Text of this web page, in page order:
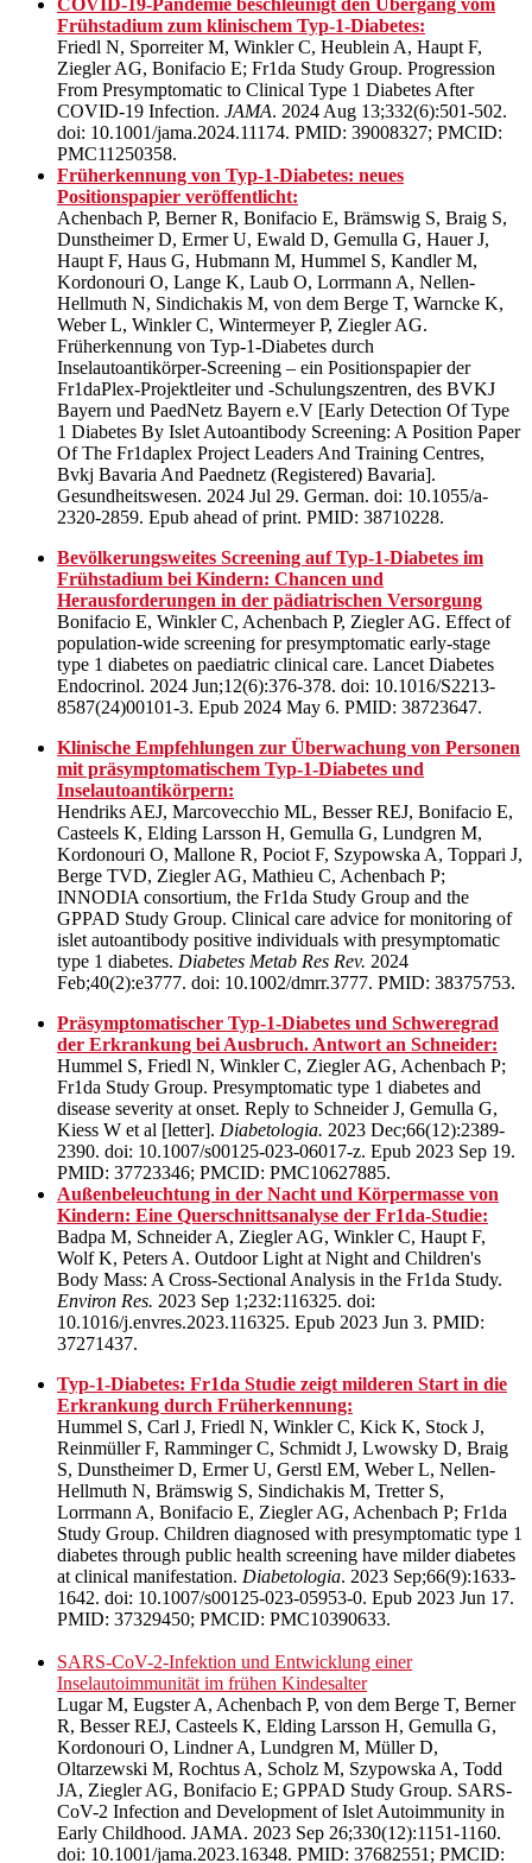
Frühstadium zum klinischem Typ-1-Diabetes:
Friedl N, Sporreiter M, Winkler C, Heublein A, Haupt F,
Ziegler AG, Bonifacio E; Fr1da Study Group. Progression
From Presymptomatic to Clinical Type 1 Diabetes After
COVID-19 Infection. JAMA. 2024 Aug 13;332(6):501-502.
doi: 10.1001/jama.2024.11174. PMID: 39008327; PMCID:
PMC11250358.
Früherkennung von Typ-1-Diabetes: neues
Positionspapier veröffentlicht:
Achenbach P, Berner R, Bonifacio E, Brämswig S, Braig S,
Dunstheimer D, Ermer U, Ewald D, Gemulla G, Hauer J,
Haupt F, Haus G, Hubmann M, Hummel S, Kandler M,
Kordonouri O, Lange K, Laub O, Lorrmann A, Nellen-
Hellmuth N, Sindichakis M, von dem Berge T, Warncke K,
Weber L, Winkler C, Wintermeyer P, Ziegler AG.
Früherkennung von Typ-1-Diabetes durch
Inselautoantikörper-Screening – ein Positionspapier der
Fr1daPlex-Projektleiter und -Schulungszentren, des BVKJ
Bayern und PaedNetz Bayern e.V [Early Detection Of Type
1 Diabetes By Islet Autoantibody Screening: A Position Paper
Of The Fr1daplex Project Leaders And Training Centres,
Bvkj Bavaria And Paednetz (Registered) Bavaria].
Gesundheitswesen. 2024 Jul 29. German. doi: 10.1055/a-
2320-2859. Epub ahead of print. PMID: 38710228.
Bevölkerungsweites Screening auf Typ-1-Diabetes im
Frühstadium bei Kindern: Chancen und
Herausforderungen in der pädiatrischen Versorgung
Bonifacio E, Winkler C, Achenbach P, Ziegler AG. Effect of
population-wide screening for presymptomatic early-stage
type 1 diabetes on paediatric clinical care. Lancet Diabetes
Endocrinol. 2024 Jun;12(6):376-378. doi: 10.1016/S2213-
8587(24)00101-3. Epub 2024 May 6. PMID: 38723647.
Klinische Empfehlungen zur Überwachung von Personen
mit präsymptomatischem Typ-1-Diabetes und
Inselautoantikörpern:
Hendriks AEJ, Marcovecchio ML, Besser REJ, Bonifacio E,
Casteels K, Elding Larsson H, Gemulla G, Lundgren M,
Kordonouri O, Mallone R, Pociot F, Szypowska A, Toppari J,
Berge TVD, Ziegler AG, Mathieu C, Achenbach P;
INNODIA consortium, the Fr1da Study Group and the
GPPAD Study Group. Clinical care advice for monitoring of
islet autoantibody positive individuals with presymptomatic
type 1 diabetes. Diabetes Metab Res Rev. 2024
Feb;40(2):e3777. doi: 10.1002/dmrr.3777. PMID: 38375753.
Präsymptomatischer Typ-1-Diabetes und Schweregrad
der Erkrankung bei Ausbruch. Antwort an Schneider:
Hummel S, Friedl N, Winkler C, Ziegler AG, Achenbach P;
Fr1da Study Group. Presymptomatic type 1 diabetes and
disease severity at onset. Reply to Schneider J, Gemulla G,
Kiess W et al [letter]. Diabetologia. 2023 Dec;66(12):2389-
2390. doi: 10.1007/s00125-023-06017-z. Epub 2023 Sep 19.
PMID: 37723346; PMCID: PMC10627885.
Außenbeleuchtung in der Nacht und Körpermasse von
Kindern: Eine Querschnittsanalyse der Fr1da-Studie:
Badpa M, Schneider A, Ziegler AG, Winkler C, Haupt F,
Wolf K, Peters A. Outdoor Light at Night and Children's
Body Mass: A Cross-Sectional Analysis in the Fr1da Study.
Environ Res. 2023 Sep 1;232:116325. doi:
10.1016/j.envres.2023.116325. Epub 2023 Jun 3. PMID:
37271437.
Typ-1-Diabetes: Fr1da Studie zeigt milderen Start in die
Erkrankung durch Früherkennung:
Hummel S, Carl J, Friedl N, Winkler C, Kick K, Stock J,
Reinmüller F, Ramminger C, Schmidt J, Lwowsky D, Braig
S, Dunstheimer D, Ermer U, Gerstl EM, Weber L, Nellen-
Hellmuth N, Brämswig S, Sindichakis M, Tretter S,
Lorrmann A, Bonifacio E, Ziegler AG, Achenbach P; Fr1da
Study Group. Children diagnosed with presymptomatic type 1
diabetes through public health screening have milder diabetes
at clinical manifestation. Diabetologia. 2023 Sep;66(9):1633-
1642. doi: 10.1007/s00125-023-05953-0. Epub 2023 Jun 17.
PMID: 37329450; PMCID: PMC10390633.
SARS-CoV-2-Infektion und Entwicklung einer
Inselautoimmunität im frühen Kindesalter
Lugar M, Eugster A, Achenbach P, von dem Berge T, Berner
R, Besser REJ, Casteels K, Elding Larsson H, Gemulla G,
Kordonouri O, Lindner A, Lundgren M, Müller D,
Oltarzewski M, Rochtus A, Scholz M, Szypowska A, Todd
JA, Ziegler AG, Bonifacio E; GPPAD Study Group. SARS-
CoV-2 Infection and Development of Islet Autoimmunity in
Early Childhood. JAMA. 2023 Sep 26;330(12):1151-1160.
doi: 10.1001/jama.2023.16348. PMID: 37682551; PMCID: